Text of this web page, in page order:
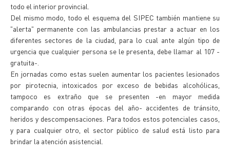
todo el interior provincial.
Del mismo modo, todo el esquema del SIPEC también mantiene su
"alerta" permanente con las ambulancias prestar a actuar en los
diferentes sectores de la ciudad, para lo cual ante algún tipo de
urgencia que cualquier persona se le presenta, debe llamar al 107 -
gratuita-.
En jornadas como estas suelen aumentar los pacientes lesionados
por pirotecnia, intoxicados por exceso de bebidas alcohólicas,
tampoco es extraño que se presenten -en mayor medida
comparando con otras épocas del año- accidentes de tránsito,
heridos y descompensaciones. Para todos estos potenciales casos,
y para cualquier otro, el sector público de salud está listo para
brindar la atención asistencial.